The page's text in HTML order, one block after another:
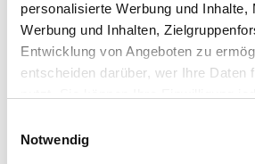
personalisierte Werbung und Inhalte,
Werbung und Inhalten,
Entwicklung von Angeboten zu
entscheiden darüber, wer Ihre Daten
Trigger Symbol ändern oder widerrufen
Notwendig